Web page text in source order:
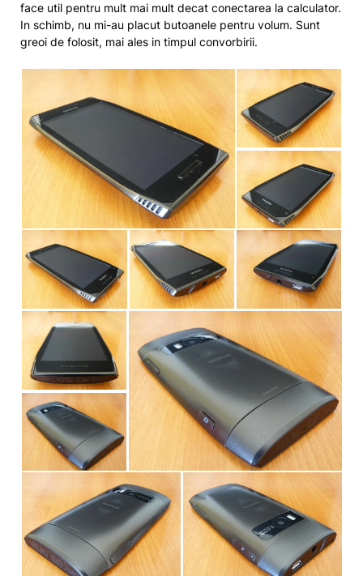
face util pentru mult mai mult decat conectarea la calculator.
In schimb, nu mi-au placut butoanele pentru volum. Sunt
greoi de folosit, mai ales in timpul convorbirii.